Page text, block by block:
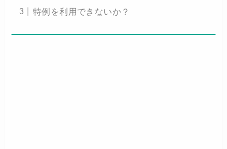
特例を利用できないか？